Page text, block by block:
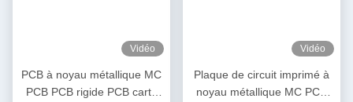
Vidéo
PCB à noyau métallique MC
PCB PCB rigide PCB carte
Vidéo
Plaque de circuit imprimé à
noyau métallique MC PCB